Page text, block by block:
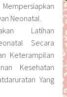
Neonatal.
Latihan
Secara
Keterampilan
Kesehatan
Yang